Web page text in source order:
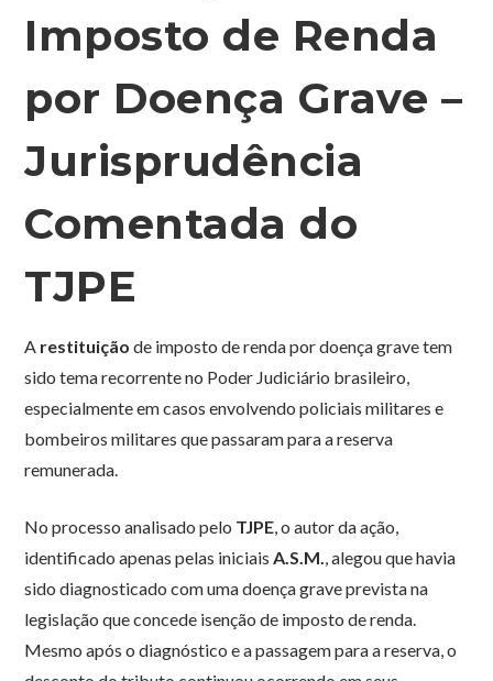
Imposto de Renda
por Doença Grave –
Jurisprudência
Comentada do
TJPE
A restituição de imposto de renda por doença grave tem
sido tema recorrente no Poder Judiciário brasileiro,
especialmente em casos envolvendo policiais militares e
bombeiros militares que passaram para a reserva
remunerada.
No processo analisado pelo TJPE, o autor da ação,
identificado apenas pelas iniciaisA.S.M., alegou que havia
sido diagnosticado com uma doença grave prevista na
legislação que concede isenção de imposto de renda.
Mesmo após o diagnóstico e a passagem para a reserva, o